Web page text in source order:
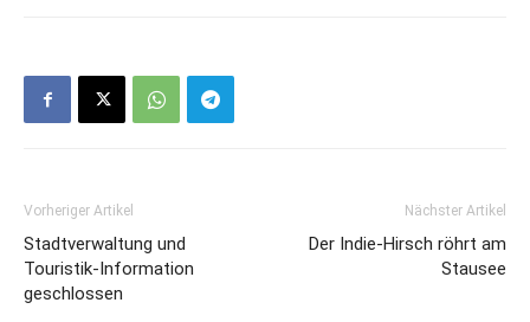
Vorheriger Artikel
Stadtverwaltung und
Touristik-Information
geschlossen
Nächster Artikel
Der Indie-Hirsch röhrt am
Stausee